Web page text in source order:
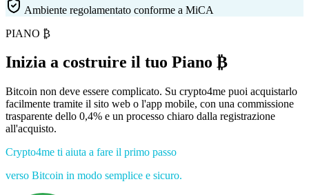
Ambiente regolamentato conforme a MiCA
PIANO ₿
Inizia a costruire il tuo Piano ₿
Bitcoin non deve essere complicato. Su crypto4me puoi acquistarlo
facilmente tramite il sito web o l'app mobile, con una commissione
trasparente dello 0,4% e un processo chiaro dalla registrazione
all'acquisto.
Crypto4me ti aiuta a fare il primo passo
verso Bitcoin in modo semplice e sicuro.